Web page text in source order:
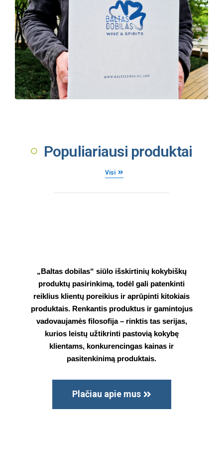
Populiariausi produktai
Visi
„Baltas dobilas“ siūlo išskirtinių kokybiškų
produktų pasirinkimą, todėl gali patenkinti
reiklius klientų poreikius ir aprūpinti kitokiais
produktais. Renkantis produktus ir gamintojus
vadovaujamės filosofija – rinktis tas serijas,
kurios leistų užtikrinti pastovią kokybę
klientams, konkurencingas kainas ir
pasitenkinimą produktais.
Plačiau apie mus